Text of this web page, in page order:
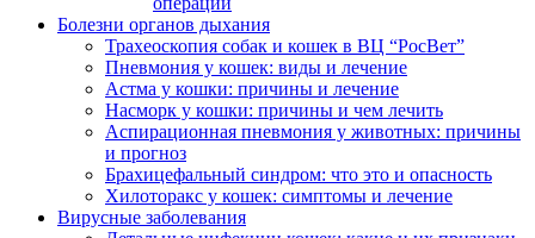
Болезни органов дыхания
Трахеоскопия собак и кошек в ВЦ “РосВет”
Пневмония у кошек: виды и лечение
Астма у кошки: причины и лечение
Насморк у кошки: причины и чем лечить
Аспирационная пневмония у животных: причины
и прогноз
Брахицефальный синдром: что это и опасность
Хилоторакс у кошек: симптомы и лечение
Вирусные заболевания